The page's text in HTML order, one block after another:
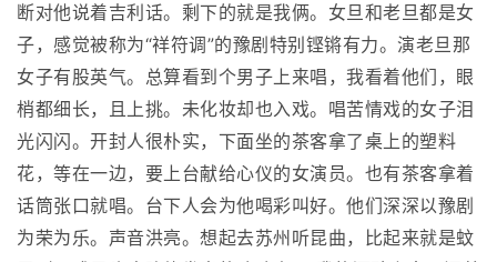
断对他说着吉利话。剩下的就是我俩。女旦和老旦都是女
子，感觉被称为“祥符调”的豫剧特别铿锵有力。演老旦那
女子有股英气。总算看到个男子上来唱，我看着他们，眼
梢都细长，且上挑。未化妆却也入戏。唱苦情戏的女子泪
光闪闪。开封人很朴实，下面坐的茶客拿了桌上的塑料
花，等在一边，要上台献给心仪的女演员。也有茶客拿着
话筒张口就唱。台下人会为他喝彩叫好。他们深深以豫剧
为荣为乐。声音洪亮。想起去苏州听昆曲，比起来就是蚊